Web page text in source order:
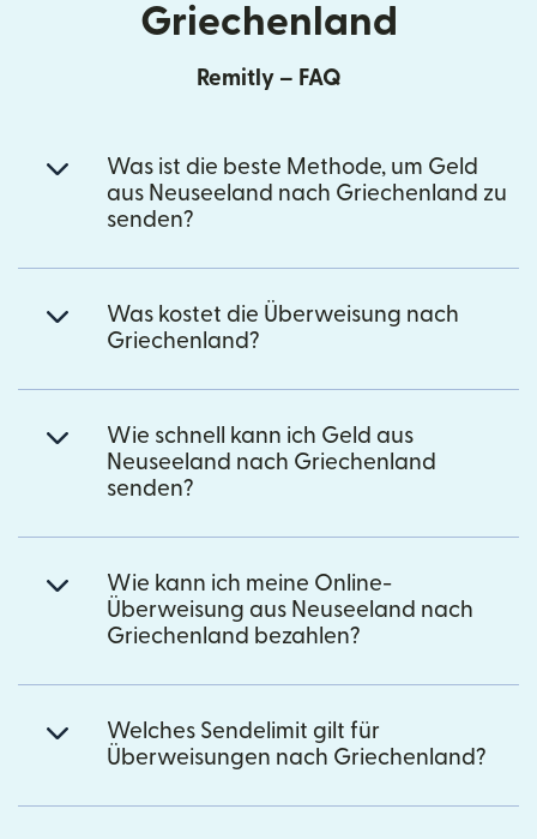
Griechenland
Remitly – FAQ
Was ist die beste Methode, um Geld
aus Neuseeland nach Griechenland zu
senden?
Was kostet die Überweisung nach
Griechenland?
Wie schnell kann ich Geld aus
Neuseeland nach Griechenland
senden?
Wie kann ich meine Online-
Überweisung aus Neuseeland nach
Griechenland bezahlen?
Welches Sendelimit gilt für
Überweisungen nach Griechenland?